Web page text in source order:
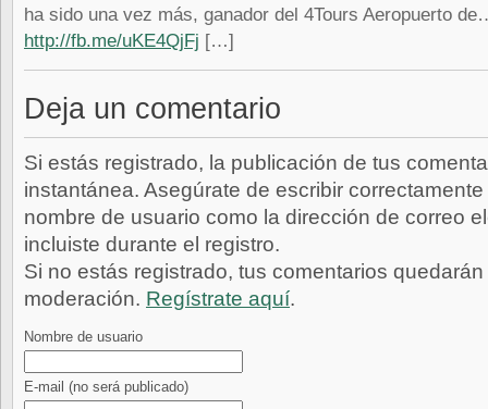
ha sido una vez más, ganador del 4Tours Aeropuerto
http://fb.me/uKE4QjFj […]
Deja un comentario
Si estás registrado, la publicación de tus
instantánea. Asegúrate de escribir
nombre de usuario como la dirección de correo
incluiste durante el registro.
Si no estás registrado, tus comentarios
moderación. Regístrate aquí.
Nombre de usuario
E-mail (no será publicado)